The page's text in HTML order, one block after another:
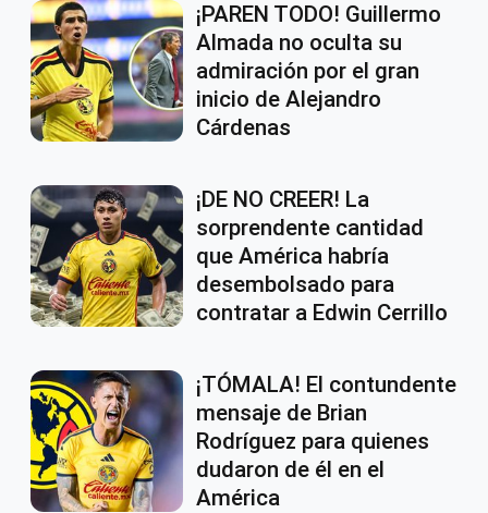
¡PAREN TODO! Guillermo
Almada no oculta su
admiración por el gran
inicio de Alejandro
Cárdenas
¡DE NO CREER! La
sorprendente cantidad
que América habría
desembolsado para
contratar a Edwin Cerrillo
¡TÓMALA! El contundente
mensaje de Brian
Rodríguez para quienes
dudaron de él en el
América